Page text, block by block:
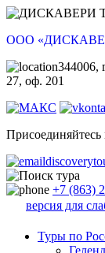
ООО
344006,
27, оф. 201
Присоединяйтесь
+7 (863)
версия для
Туры по